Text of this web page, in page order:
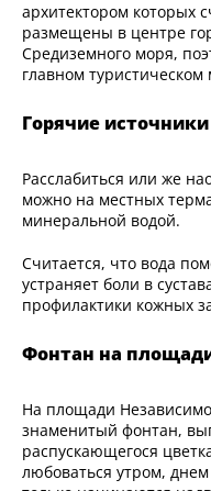
архитектором которых
размещены в центре
Средиземного моря,
главном
Горячие
Расслабиться или же
можно на местных
минеральной водой.
Считается, что вода
устраняет боли в
профилактики кожных
Фонтан на
На площади
знаменитый фонтан,
распускающегося
любоваться утром,